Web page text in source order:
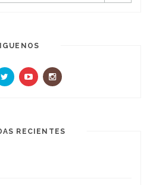
RECIENTES